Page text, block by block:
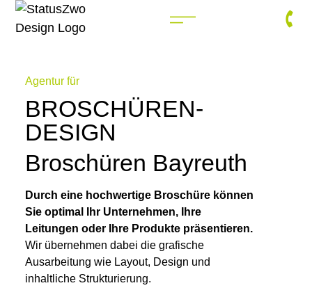
Agentur für
BROSCHÜREN-
DESIGN
Broschüren Bayreuth
Durch eine hochwertige Broschüre können
Sie optimal Ihr Unternehmen, Ihre
Leitungen oder Ihre Produkte präsentieren.
Wir übernehmen dabei die grafische
Ausarbeitung wie Layout, Design und
inhaltliche Strukturierung.